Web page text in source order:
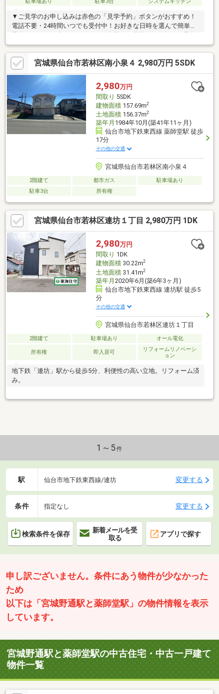
▼ご見学のお申し込みは赤色の「見学予約」ボタンがおすすめ！
電話不要・24時間いつでも受付中！お好きな日時を選んで簡単に
ください。＝＝＝イーコンセプトの住まい探しサポート＝＝＝Q:
月々の希望返済額内に収まるの？Q:自分たちの収入から借りれる
限度額を知りたい！Q:どこの金融機関を利用するのがいいの？Q:
資金援助があるが贈与税はかかるの？Q:住宅ローン減税とは？＞
＞＞【イーコンセプトにお任せください！！】＜＜＜▼LINEでも
見学予約・詳細資料のご案内が可能です！ID:@e-concept_1
宮城県仙台市若林区南小泉４ 2,980万円 5SDK
2,980万円
間取り 5SDK
建物面積157.69m2
土地面積156.37m2
築年月 1984年10月(築41年11ヶ月)
仙台市地下鉄東西線 薬師堂駅 徒歩
17分
その他の交通
宮城県仙台市若林区南小泉４
2階建て 都市ガス
駐車場あり
駐車3台
所有権
宮城県仙台市若林区連坊１丁目 2,980万円 1DK
2,980万円
間取り 1DK
建物面積30.22m2
土地面積31.41m2
築年月 2020年6月(築6年3ヶ月)
仙台市地下鉄東西線 連坊駅 徒歩5
分
その他の交通
宮城県仙台市若林区連坊１丁目
2階建て 駐車場あり オール電化
所有権 即入居可
リフォームリノベーシ
ョン
地下鉄「連坊」駅から徒歩5分、利便性の高い立地。リフォーム済
み。
1～5件
駅 仙台市地下鉄東西線/連坊 変更する
条件 指定なし 変更する
検索条件を保存
新着メールを受
取る
アプリで探す
申し訳ございません。条件にあう物件が少なかった
ため
以下は「宮城野通駅と薬師堂駅」の物件情報を表示
しています。
宮城野通駅と薬師堂駅の中古住宅・中古一戸建て
物件一覧